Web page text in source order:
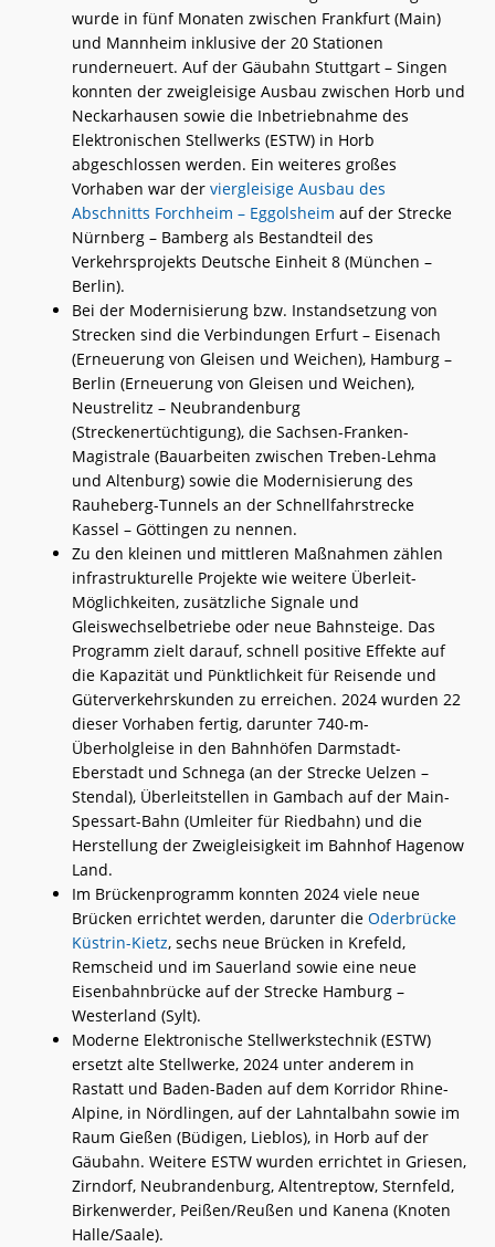
wurde in fünf Monaten zwischen Frankfurt (Main)
und Mannheim inklusive der 20 Stationen
runderneuert. Auf der Gäubahn Stuttgart – Singen
konnten der zweigleisige Ausbau zwischen Horb und
Neckarhausen sowie die Inbetriebnahme des
Elektronischen Stellwerks (ESTW) in Horb
abgeschlossen werden. Ein weiteres großes
Vorhaben war der viergleisige Ausbau des
Abschnitts Forchheim – Eggolsheim auf der Strecke
Nürnberg – Bamberg als Bestandteil des
Verkehrsprojekts Deutsche Einheit 8 (München –
Berlin).
Bei der Modernisierung bzw. Instandsetzung von
Strecken sind die Verbindungen Erfurt – Eisenach
(Erneuerung von Gleisen und Weichen), Hamburg –
Berlin (Erneuerung von Gleisen und Weichen),
Neustrelitz – Neubrandenburg
(Streckenertüchtigung), die Sachsen-Franken-
Magistrale (Bauarbeiten zwischen Treben-Lehma
und Altenburg) sowie die Modernisierung des
Rauheberg-Tunnels an der Schnellfahrstrecke
Kassel – Göttingen zu nennen.
Zu den kleinen und mittleren Maßnahmen zählen
infrastrukturelle Projekte wie weitere Überleit-
Möglichkeiten, zusätzliche Signale und
Gleiswechselbetriebe oder neue Bahnsteige. Das
Programm zielt darauf, schnell positive Effekte auf
die Kapazität und Pünktlichkeit für Reisende und
Güterverkehrskunden zu erreichen. 2024 wurden 22
dieser Vorhaben fertig, darunter 740-m-
Überholgleise in den Bahnhöfen Darmstadt-
Eberstadt und Schnega (an der Strecke Uelzen –
Stendal), Überleitstellen in Gambach auf der Main-
Spessart-Bahn (Umleiter für Riedbahn) und die
Herstellung der Zweigleisigkeit im Bahnhof Hagenow
Land.
Im Brückenprogramm konnten 2024 viele neue
Brücken errichtet werden, darunter die Oderbrücke
Küstrin-Kietz, sechs neue Brücken in Krefeld,
Remscheid und im Sauerland sowie eine neue
Eisenbahnbrücke auf der Strecke Hamburg –
Westerland (Sylt).
Moderne Elektronische Stellwerkstechnik (ESTW)
ersetzt alte Stellwerke, 2024 unter anderem in
Rastatt und Baden-Baden auf dem Korridor Rhine-
Alpine, in Nördlingen, auf der Lahntalbahn sowie im
Raum Gießen (Büdigen, Lieblos), in Horb auf der
Gäubahn. Weitere ESTW wurden errichtet in Griesen,
Zirndorf, Neubrandenburg, Altentreptow, Sternfeld,
Birkenwerder, Peißen/Reußen und Kanena (Knoten
Halle/Saale).